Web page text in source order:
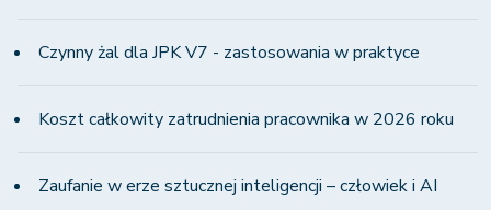
Czynny żal dla JPK V7 - zastosowania w praktyce
Koszt całkowity zatrudnienia pracownika w 2026 roku
Zaufanie w erze sztucznej inteligencji – człowiek i AI